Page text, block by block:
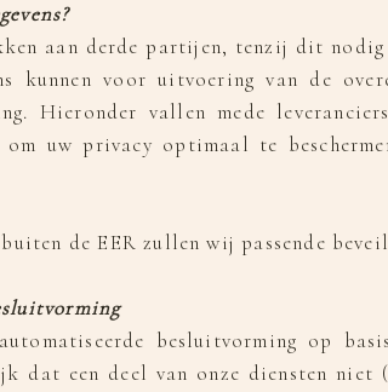
aan derde partijen, tenzij dit
kunnen voor uitvoering van de
Hieronder vallen mede
om uw privacy optimaal te
de EER zullen wij passende
besluitvorming op
dat een deel van onze diensten